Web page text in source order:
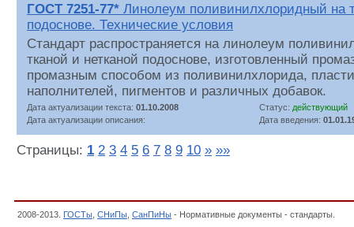
ГОСТ 7251-77* Линолеум поливинилхлоридный на
подоснове. Технические условия
Стандарт распространяется на линолеум
тканой и нетканой подоснове, изготовленный
промазным способом из поливинилхлорида,
наполнителей, пигментов и различных добавок.
Дата актуализации текста: 01.10.2008 Статус: действующий
Дата актуализации описания:
Дата введения:
Страницы: 1 2 3 4 5 6 7 8 9 10 » »»
2008-2013. ГОСТы СНиПы СанПиНы - Нормативные документы - стандарты.